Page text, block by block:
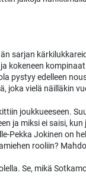
sarjan
kokeneen
pystyy edelleen
joka vielä näilläkin
joukkueeseen.
ja miksi ei saisi,
Pekka Jokinen on
rooliin?
Se, mikä